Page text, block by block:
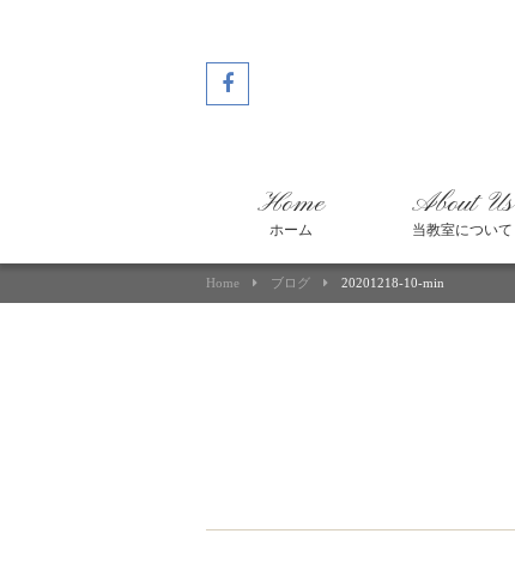
Home
ホーム
About Us
当教室について
Home ブログ 20201218-10-min